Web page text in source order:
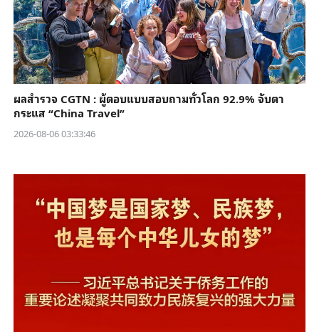
ผลสำรวจ CGTN : ผู้ตอบแบบสอบถามทั่วโลก 92.9% จับตา
กระแส “China Travel”
2026-08-06 03:33:46